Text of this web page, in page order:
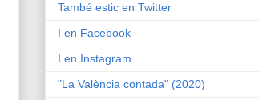
També estic en Twitter
I en Facebook
I en Instagram
"La València contada" (2020)